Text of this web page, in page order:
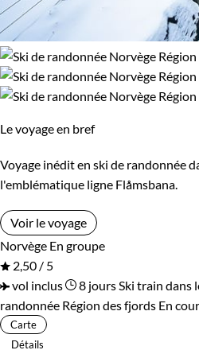
Le voyage en bref
Voyage inédit en ski de randonnée
l'emblématique ligne Flåmsbana.
Voir le voyage
Norvège En groupe
2,50 / 5
vol inclus
8 jours Ski train dans
randonnée Région des fjords En
Carte
Détails